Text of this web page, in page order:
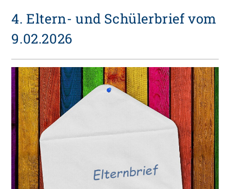
4. Eltern- und Schülerbrief vom
9.02.2026